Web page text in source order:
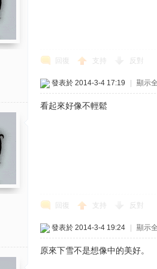
回復 支持 反對
發表於 2014-3-4 17:19 顯示
看起來好像不輕鬆
回復 支持 反對
發表於 2014-3-4 19:24 顯示
原來下雪不是想像中的美好。